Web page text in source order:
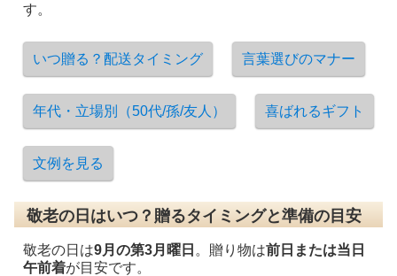
す。
いつ贈る？配送タイミング 言葉選びのマナー
年代・立場別（50代/孫/友人） 喜ばれるギフト
文例を見る
敬老の日はいつ？贈るタイミングと準備の目安
敬老の日は9月の第3月曜日 。贈り物は前日または当日
午前着が目安です。